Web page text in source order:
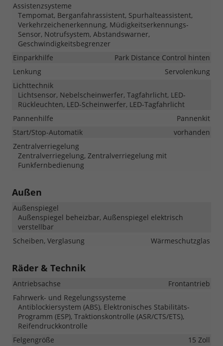
Assistenzsysteme
Tempomat, Berganfahrassistent, Spurhalteassistent,
Verkehrzeichenerkennung, Müdigkeitserkennungs-
Sensor, Notrufsystem, Abstandswarner,
Geschwindigkeitsbegrenzer
Einparkhilfe
Park Distance Control hinten
Lenkung
Servolenkung
Lichttechnik
Lichtsensor, Nebelscheinwerfer, Tagfahrlicht, LED-
Rückleuchten, LED-Scheinwerfer, LED-Tagfahrlicht
Pannenhilfe
Pannenkit
Start/Stop-Automatik
vorhanden
Zentralverriegelung
Zentralverriegelung, Zentralverriegelung mit
Funkfernbedienung
Außen
Außenspiegel
Außenspiegel beheizbar, Außenspiegel elektrisch
verstellbar
Scheiben, Verglasung
Wärmeschutzglas
Räder & Technik
Antriebsachse
Frontantrieb
Fahrwerk- und Regelungssysteme
Antiblockiersystem (ABS), Elektronisches Stabilitäts-
Programm (ESP), Traktionskontrolle (ASR/CTS/ETS),
Reifendruckkontrolle
Felgengröße
15 Zoll